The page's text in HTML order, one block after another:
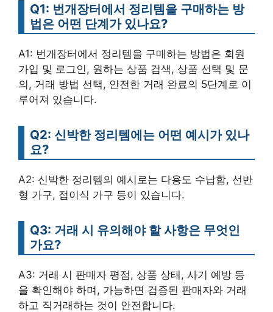
Q1: 번개장터에서 정리템을 구매하는 방
법은 어떤 단계가 있나요?
A1: 번개장터에서 정리템을 구매하는 방법은 회원
가입 및 로그인, 원하는 상품 검색, 상품 선택 및 문
의, 거래 방법 선택, 안전한 거래 완료의 5단계로 이
루어져 있습니다.
Q2: 신박한 정리템에는 어떤 예시가 있나
요?
A2: 신박한 정리템의 예시로는 다용도 수납함, 선반
형 가구, 접이식 가구 등이 있습니다.
Q3: 거래 시 유의해야 할 사항은 무엇인
가요?
A3: 거래 시 판매자 평점, 상품 상태, 사기 예방 등
을 확인해야 하며, 가능하면 검증된 판매자와 거래
하고 직거래하는 것이 안전합니다.